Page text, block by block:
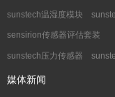
sunstech温湿度模块
sensirion传感器评估套装
sunstech压力传感器
媒体新闻